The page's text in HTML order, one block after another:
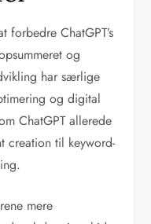
ChatGPT’s
og
har særlige
og digital
ChatGPT allerede
creation til keyword-
mere